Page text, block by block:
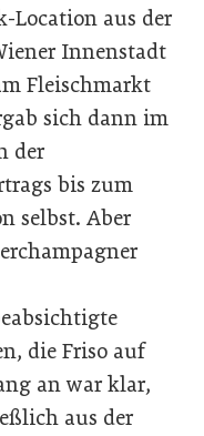
Location aus der
Innenstadt
Fleischmarkt
sich dann im
der
bis zum
selbst. Aber
die Friso auf
an war klar,
aus der